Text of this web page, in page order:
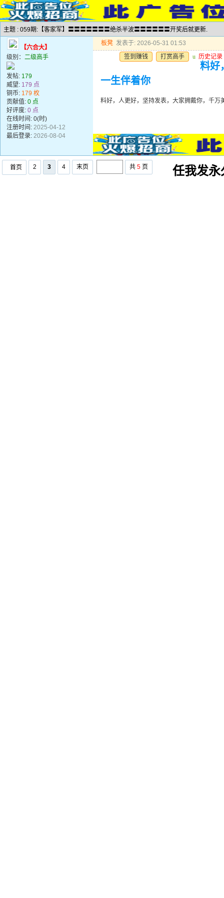
主题 : 059期:【客家军】〓〓〓〓〓〓〓绝杀半波〓〓〓〓〓〓开奖后就更新.
【六合大】
级别： 二级高手
发帖: 179
威望: 179 点
铜币: 179 枚
贡献值: 0 点
好评度: 0 点
在线时间: 0(时)
注册时间: 2025-04-12
最后登录: 2026-08-04
板凳 发表于: 2026-05-31 01:53
签到赚钱
打赏高手 u 历史记录
料好
一生伴着你
料好，人更好，坚持发表，大家拥戴你，千万
首页 2 3 4 末页 共 5 页 任我发永